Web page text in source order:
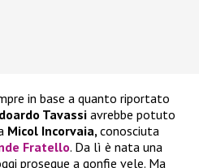
in base a quanto riportato
Tavassiavrebbe potuto
Micol Incorvaia, conosciuta
Fratello. Da lì è nata una
prosegue a gonfie vele. Ma